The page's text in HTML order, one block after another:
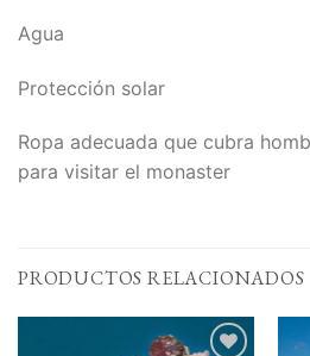
Agua
Protección solar
Ropa adecuada que cubra
para visitar el monaster
PRODUCTOS RELACIONADOS